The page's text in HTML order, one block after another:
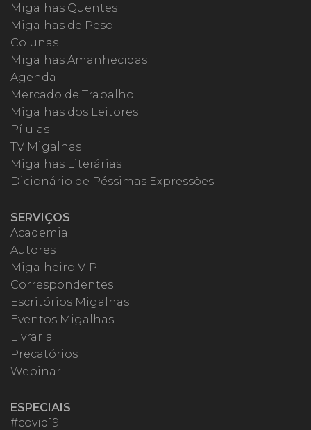
Migalhas Quentes
Migalhas de Peso
Colunas
Migalhas Amanhecidas
Agenda
Mercado de Trabalho
Migalhas dos Leitores
Pílulas
TV Migalhas
Migalhas Literárias
Dicionário de Péssimas Expressões
SERVIÇOS
Academia
Autores
Migalheiro VIP
Correspondentes
Escritórios Migalhas
Eventos Migalhas
Livraria
Precatórios
Webinar
ESPECIAIS
#covid19